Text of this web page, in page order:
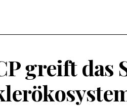
greift das